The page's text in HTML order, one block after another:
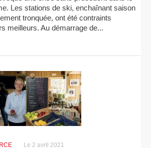
Les stations de ski, enchaînant saison
tronquée, ont été contraints
meilleurs. Au démarrage de...
Le 2 avril 2021